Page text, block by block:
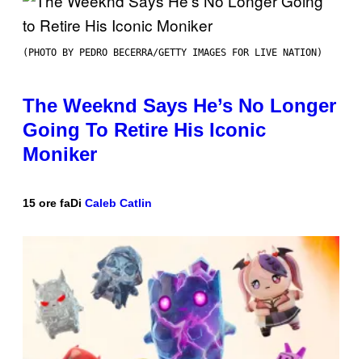
(PHOTO BY PEDRO BECERRA/GETTY IMAGES FOR LIVE NATION)
The Weeknd Says He’s No Longer
Going To Retire His Iconic
Moniker
15 ore faDi Caleb Catlin